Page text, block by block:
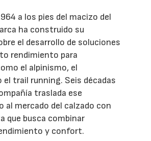
a los pies del macizo del
ha construido su
el desarrollo de soluciones
rendimiento para
el alpinismo, el
el trail running. Seis décadas
traslada ese
al mercado del calzado con
que busca combinar
y confort.